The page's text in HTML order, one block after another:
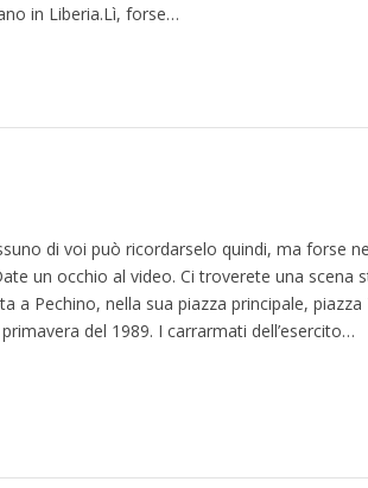
in Liberia.Lì, forse…
di voi può ricordarselo quindi, ma forse
un occhio al video. Ci troverete una scena
a Pechino, nella sua piazza principale,
del 1989. I carrarmati dell’esercito…